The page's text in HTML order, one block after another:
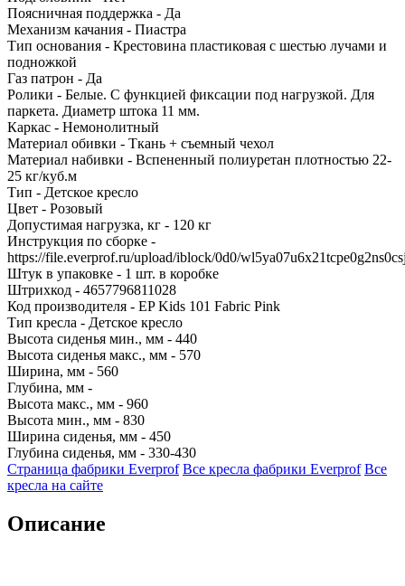
Поясничная поддержка - Да
Механизм качания - Пиастра
Тип основания - Крестовина пластиковая с шестью лучами и
подножкой
Газ патрон - Да
Ролики - Белые. С функцией фиксации под нагрузкой. Для
паркета. Диаметр штока 11 мм.
Каркас - Немонолитный
Материал обивки - Ткань + съемный чехол
Материал набивки - Вспененный полиуретан плотностью 22-
25 кг/куб.м
Тип - Детское кресло
Цвет - Розовый
Допустимая нагрузка, кг - 120 кг
Инструкция по сборке -
https://file.everprof.ru/upload/iblock/0d0/
Штук в упаковке - 1 шт. в коробке
Штрихкод - 4657796811028
Код производителя - EP Kids 101 Fabric Pink
Тип кресла - Детское кресло
Высота сиденья мин., мм - 440
Высота сиденья макс., мм - 570
Ширина, мм - 560
Глубина, мм -
Высота макс., мм - 960
Высота мин., мм - 830
Ширина сиденья, мм - 450
Глубина сиденья, мм - 330-430
Страница фабрики Everprof Все кресла фабрики Everprof Все
кресла на сайте
Описание